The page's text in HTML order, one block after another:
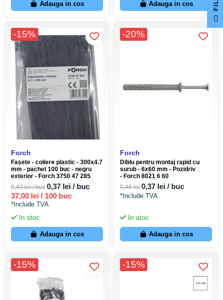
Adauga in cos Adauga in cos
-15%
Forch
Fașete - coliere plastic - 300x4.7
mm - pachet 100 buc - negru
exterior - Forch 3750 47 285
0,43 lei / buc 0,37 lei / buc
37,00 lei / 100 buc
*Include TVA
In stoc
Adauga in cos
-20%
Forch
Diblu pentru montaj rapid cu
surub - 6x60 mm - Pozidriv
- Forch 8021 6 60
0,46 lei 0,37 lei / buc
*Include TVA
In stoc
Adauga in cos
-15% -15%